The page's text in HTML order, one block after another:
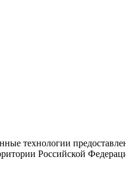
технологии
Российской